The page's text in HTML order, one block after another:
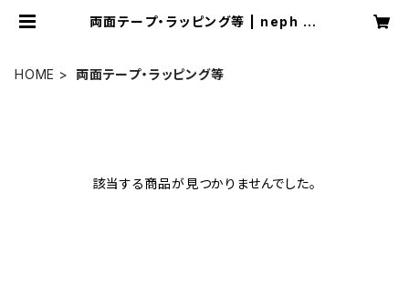
両面テープ・ラッピング等 | neph _n
HOME
両面テープ・ラッピング等
該当する商品が見つかりませんでした。